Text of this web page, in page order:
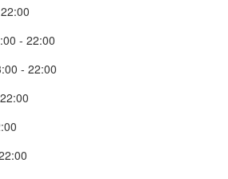
- 22:00
- 22:00